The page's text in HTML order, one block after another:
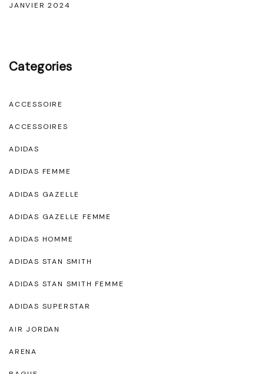
JANVIER 2024
Categories
ACCESSOIRE
ACCESSOIRES
ADIDAS
ADIDAS FEMME
ADIDAS GAZELLE
ADIDAS GAZELLE FEMME
ADIDAS HOMME
ADIDAS STAN SMITH
ADIDAS STAN SMITH FEMME
ADIDAS SUPERSTAR
AIR JORDAN
ARENA